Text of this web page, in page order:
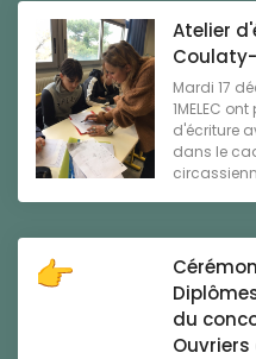
Atelier
Coulaty-
Mardi 17
1MELEC
d'écriture
dans le
du
Ouvriers